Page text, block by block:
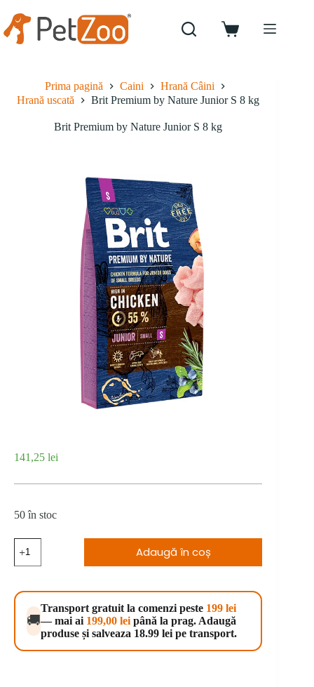
conținut
Coș
Prima pagină Caini
Hrană Câini
Hrană uscată
Brit Premium by Nature Junior S 8 kg
Brit Premium by Nature Junior S 8 kg
141,25 lei
50 în stoc
Brit
Premium
Nature
Junior
Adaugă în coș
🚚
Transport gratuit la comenzi peste 199 lei
— mai ai 199,00 lei până la prag. Adaugă
produse și salveaza 18.99 lei pe transport.